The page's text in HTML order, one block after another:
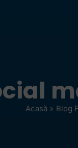
Acasă » Blog